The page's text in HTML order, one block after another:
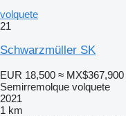
volquete
21
Schwarzmüller SK
EUR 18,500 ≈ MX$367,900
Semirremolque volquete
2021
1 km